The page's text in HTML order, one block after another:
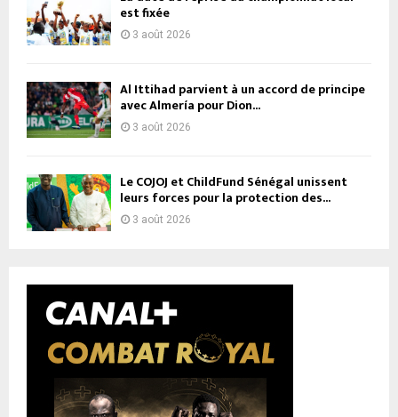
est fixée
3 août 2026
Al Ittihad parvient à un accord de principe
avec Almería pour Dion...
3 août 2026
Le COJOJ et ChildFund Sénégal unissent
leurs forces pour la protection des...
3 août 2026